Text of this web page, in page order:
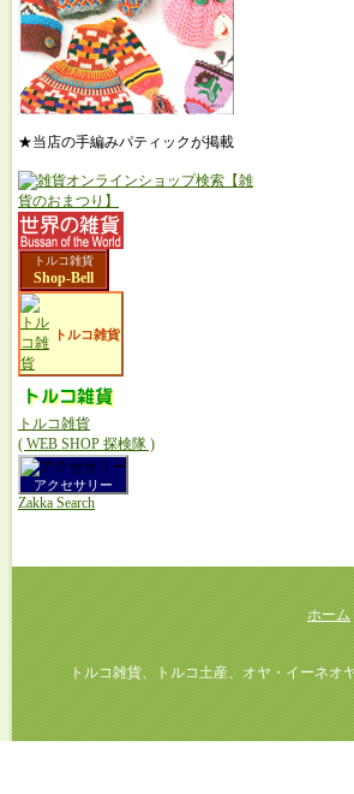
★当店の手編みパティックが掲載
トルコ雑貨
Shop-Bell
トルコ雑貨
トルコ雑貨
( WEB SHOP 探検隊 )
アクセサリー
Zakka Search
ホーム
トルコ雑貨、トルコ土産、オヤ・イーネオヤ、